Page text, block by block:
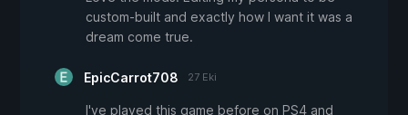
custom-built and exactly how I want it was a
dream come true.
EpicCarrot708 27 Eki
I've played this game before on PS4 and